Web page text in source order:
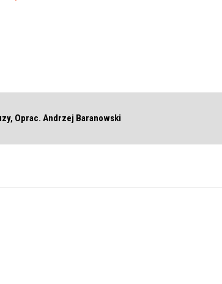
Oprac. Andrzej Baranowski